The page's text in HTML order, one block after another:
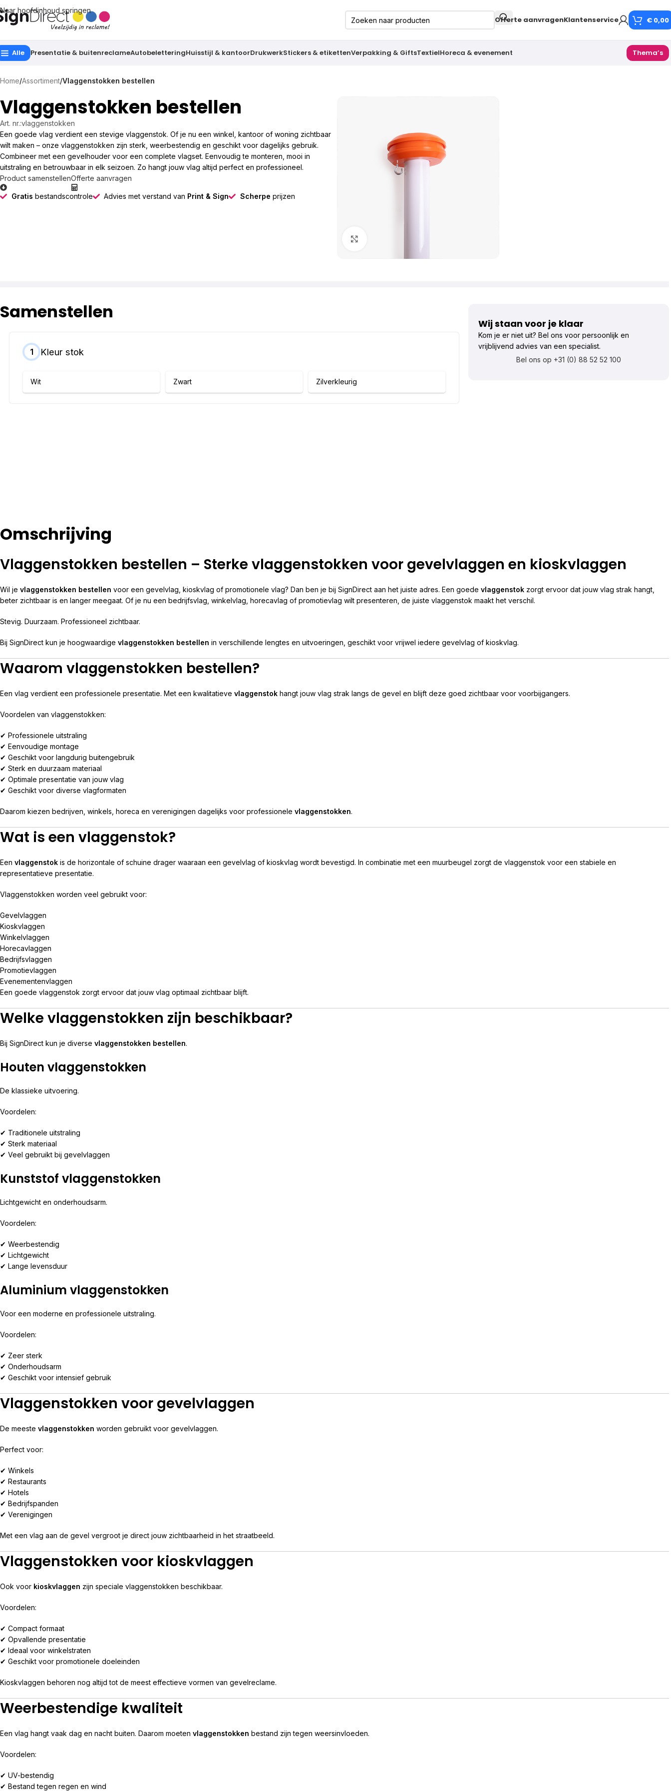
Naar hoofdinhoud springen
Offerte aanvragenKlantenservice € 0,00
Alle Presentatie & buitenreclameAutobeletteringHuisstijl & kantoorDrukwerkStickers & etikettenVerpakking & GiftsTextielHoreca & evenement Thema’s
Home/Assortiment/Vlaggenstokken bestellen
Vlaggenstokken bestellen
Art. nr.:vlaggenstokken
Een goede vlag verdient een stevige vlaggenstok. Of je nu een winkel, kantoor of woning zichtbaar
wilt maken – onze vlaggenstokken zijn sterk, weerbestendig en geschikt voor dagelijks gebruik.
Combineer met een gevelhouder voor een complete vlagset. Eenvoudig te monteren, mooi in
uitstraling en betrouwbaar in elk seizoen. Zo hangt jouw vlag altijd perfect en professioneel.
Product samenstellenOfferte aanvragen
Gratis bestandscontrole Advies met verstand van Print & Sign Scherpe prijzen
Samenstellen
1 Kleur stok
Wit Zwart Zilverkleurig
Wij staan voor je klaar
Kom je er niet uit? Bel ons voor persoonlijk en
vrijblijvend advies van een specialist.
Bel ons op +31 (0) 88 52 52 100
Omschrijving
Vlaggenstokken bestellen – Sterke vlaggenstokken voor gevelvlaggen en kioskvlaggen
Wil je vlaggenstokken bestellen voor een gevelvlag, kioskvlag of promotionele vlag? Dan ben je bij SignDirect aan het juiste adres. Een goede vlaggenstok zorgt ervoor dat jouw vlag strak hangt,
beter zichtbaar is en langer meegaat. Of je nu een bedrijfsvlag, winkelvlag, horecavlag of promotievlag wilt presenteren, de juiste vlaggenstok maakt het verschil.
Stevig. Duurzaam. Professioneel zichtbaar.
Bij SignDirect kun je hoogwaardige vlaggenstokken bestellen in verschillende lengtes en uitvoeringen, geschikt voor vrijwel iedere gevelvlag of kioskvlag.
Waarom vlaggenstokken bestellen?
Een vlag verdient een professionele presentatie. Met een kwalitatieve vlaggenstok hangt jouw vlag strak langs de gevel en blijft deze goed zichtbaar voor voorbijgangers.
Voordelen van vlaggenstokken:
✔ Professionele uitstraling
✔ Eenvoudige montage
✔ Geschikt voor langdurig buitengebruik
✔ Sterk en duurzaam materiaal
✔ Optimale presentatie van jouw vlag
✔ Geschikt voor diverse vlagformaten
Daarom kiezen bedrijven, winkels, horeca en verenigingen dagelijks voor professionele vlaggenstokken.
Wat is een vlaggenstok?
Een vlaggenstok is de horizontale of schuine drager waaraan een gevelvlag of kioskvlag wordt bevestigd. In combinatie met een muurbeugel zorgt de vlaggenstok voor een stabiele en
representatieve presentatie.
Vlaggenstokken worden veel gebruikt voor:
Gevelvlaggen
Kioskvlaggen
Winkelvlaggen
Horecavlaggen
Bedrijfsvlaggen
Promotievlaggen
Evenementenvlaggen
Een goede vlaggenstok zorgt ervoor dat jouw vlag optimaal zichtbaar blijft.
Welke vlaggenstokken zijn beschikbaar?
Bij SignDirect kun je diverse vlaggenstokken bestellen.
Houten vlaggenstokken
De klassieke uitvoering.
Voordelen:
✔ Traditionele uitstraling
✔ Sterk materiaal
✔ Veel gebruikt bij gevelvlaggen
Kunststof vlaggenstokken
Lichtgewicht en onderhoudsarm.
Voordelen:
✔ Weerbestendig
✔ Lichtgewicht
✔ Lange levensduur
Aluminium vlaggenstokken
Voor een moderne en professionele uitstraling.
Voordelen:
✔ Zeer sterk
✔ Onderhoudsarm
✔ Geschikt voor intensief gebruik
Vlaggenstokken voor gevelvlaggen
De meeste vlaggenstokken worden gebruikt voor gevelvlaggen.
Perfect voor:
✔ Winkels
✔ Restaurants
✔ Hotels
✔ Bedrijfspanden
✔ Verenigingen
Met een vlag aan de gevel vergroot je direct jouw zichtbaarheid in het straatbeeld.
Vlaggenstokken voor kioskvlaggen
Ook voor kioskvlaggen zijn speciale vlaggenstokken beschikbaar.
Voordelen:
✔ Compact formaat
✔ Opvallende presentatie
✔ Ideaal voor winkelstraten
✔ Geschikt voor promotionele doeleinden
Kioskvlaggen behoren nog altijd tot de meest effectieve vormen van gevelreclame.
Weerbestendige kwaliteit
Een vlag hangt vaak dag en nacht buiten. Daarom moeten vlaggenstokken bestand zijn tegen weersinvloeden.
Voordelen:
✔ UV-bestendig
✔ Bestand tegen regen en wind